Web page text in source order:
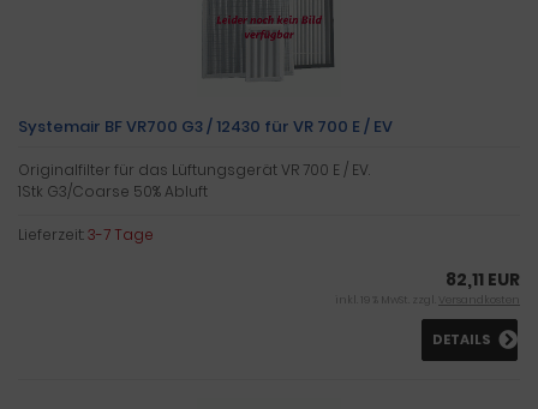
Systemair BF VR700 G3 / 12430 für VR 700 E / EV
Originalfilter für das Lüftungsgerät VR 700 E / EV.
1Stk G3/Coarse 50% Abluft
Lieferzeit:3-7 Tage
82,11 EUR
inkl. 19 % MwSt. zzgl. Versandkosten
DETAILS